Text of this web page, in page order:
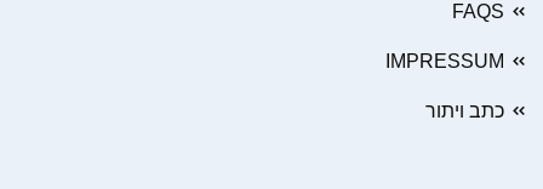
FAQS
IMPRESSUM
כתב ויתור